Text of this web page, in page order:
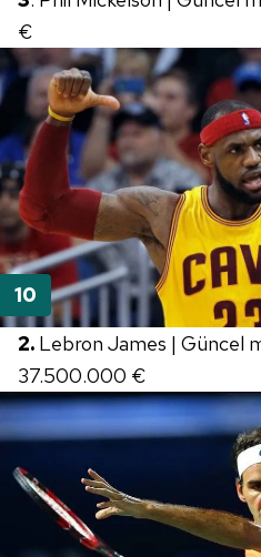
€
2. Lebron James | Güncel
37.500.000 €